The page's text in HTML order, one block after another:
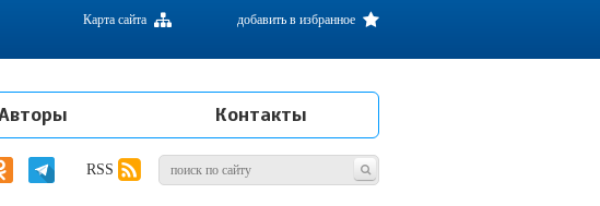
добавить в избранное
Карта сайта
Контакты
RSS